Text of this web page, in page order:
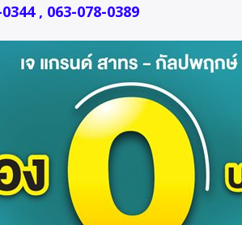
, 063-078-0389